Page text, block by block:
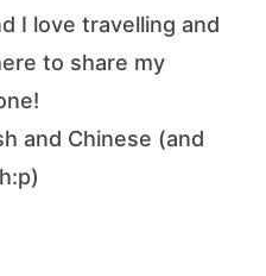
I love travelling and
to share my
and Chinese (and